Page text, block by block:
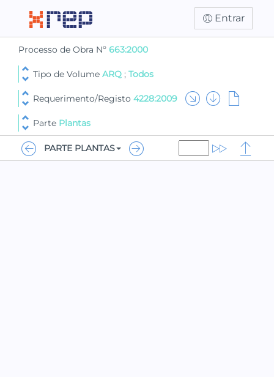
Entrar
Processo de Obra Nº 663:2000
Tipo de Volume ARQ ; Todos
Requerimento/Registo 4228:2009
Parte Plantas
PARTE PLANTAS